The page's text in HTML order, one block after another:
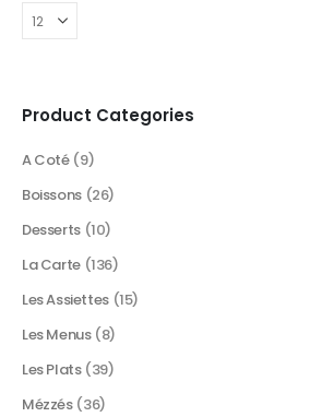
Product Categories
A Coté (9)
Boissons (26)
Desserts (10)
La Carte (136)
Les Assiettes (15)
Les Menus (8)
Les Plats (39)
Mézzés (36)